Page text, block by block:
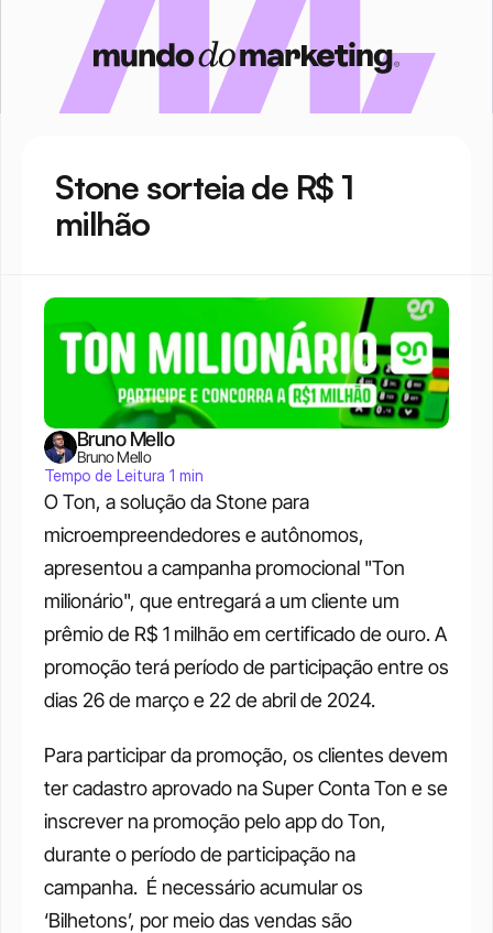
Stone sorteia de R$ 1
milhão
O Ton, a solução da Stone para
microempreendedores e autônomos,
apresentou a campanha promocional "Ton
milionário", que entregará a um cliente um
prêmio de R$ 1 milhão em certificado de ouro. A
promoção terá período de participação entre os
dias 26 de março e 22 de abril de 2024.
Para participar da promoção, os clientes devem
ter cadastro aprovado na Super Conta Ton e se
inscrever na promoção pelo app do Ton,
durante o período de participação na
campanha.  É necessário acumular os
‘Bilhetons’, por meio das vendas são
Bruno Mello
Bruno Mello
Tempo de Leitura 1 min